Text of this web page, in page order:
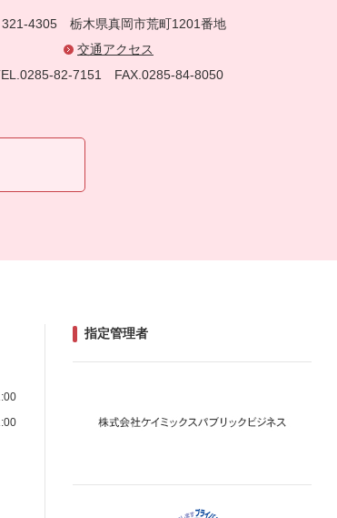
321-4305 栃木県真岡市荒町1201番地
交通アクセス
82-7151 FAX.0285-84-8050
指定管理者